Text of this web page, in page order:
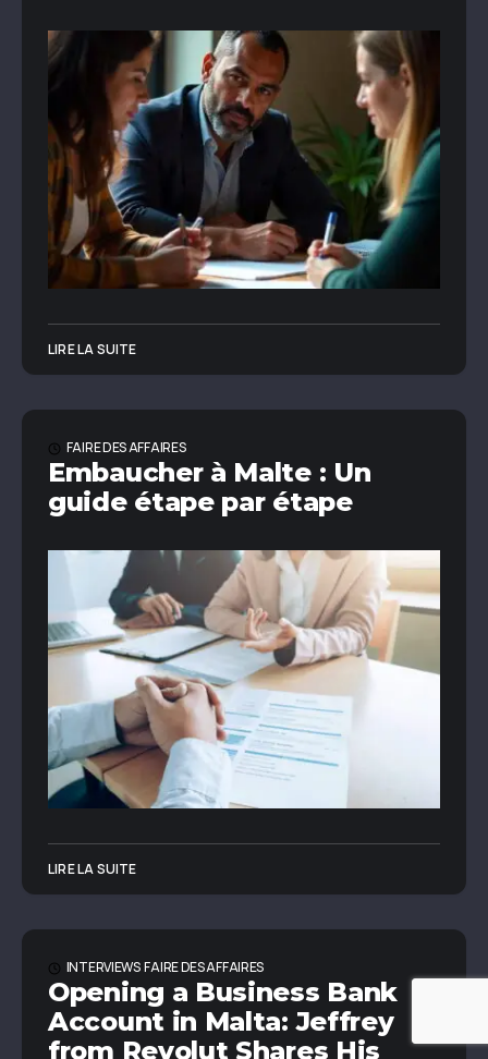
LIRE LA SUITE
FAIRE DES AFFAIRES
Embaucher à Malte : Un
guide étape par étape
LIRE LA SUITE
INTERVIEWS FAIRE DES AFFAIRES
Opening a Business Bank
Account in Malta: Jeffrey
from Revolut Shares His